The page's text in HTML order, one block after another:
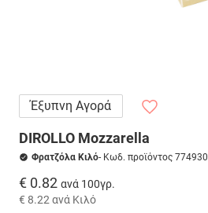
Έξυπνη Αγορά
DIROLLO Mozzarella
Φρατζόλα Κιλό- Κωδ. προϊόντος 774930
€ 0.82 ανά 100γρ.
€ 8.22 ανά Κιλό